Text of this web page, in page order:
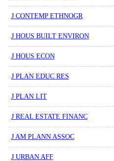
J CONTEMP ETHNOGR
J HOUS BUILT ENVIRON
J HOUS ECON
J PLAN EDUC RES
J PLAN LIT
J REAL ESTATE FINANC
J AM PLANN ASSOC
J URBAN AFF